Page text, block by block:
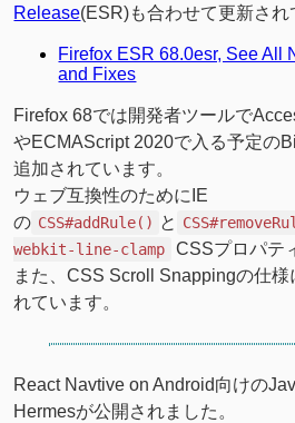
Release(ESR)も合わせて更新され
Firefox ESR 68.0esr, See All
and Fixes
Firefox 68では開発者ツールで
やECMAScript 2020で入る予定の
追加されています。
ウェブ互換性のためにIE
の CSS#addRule() と
webkit-line-clamp
CSSプロパテ
また、CSS Scroll Snappingの仕様
れています。
React Navtive on Android向けの
Hermesが公開されました。